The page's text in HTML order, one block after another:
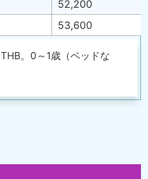
52,200
53,600
。0～1歳（ベッドな